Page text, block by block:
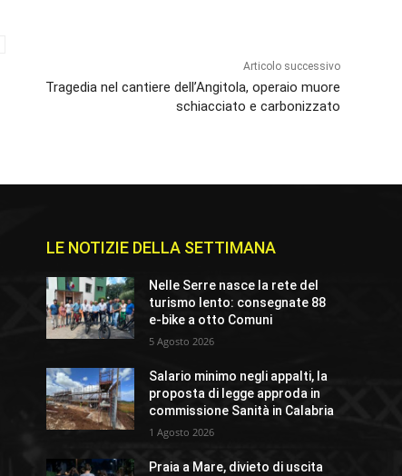
Articolo successivo
Tragedia nel cantiere dell’Angitola, operaio muore
schiacciato e carbonizzato
LE NOTIZIE DELLA SETTIMANA
Nelle Serre nasce la rete del
turismo lento: consegnate 88
e-bike a otto Comuni
5 Agosto 2026
Salario minimo negli appalti, la
proposta di legge approda in
commissione Sanità in Calabria
1 Agosto 2026
Praia a Mare, divieto di uscita